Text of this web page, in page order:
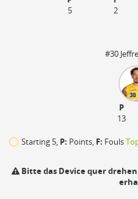
5
2
#30
P
13
Starting 5, P: Points, F: Fouls
Bitte das Device quer